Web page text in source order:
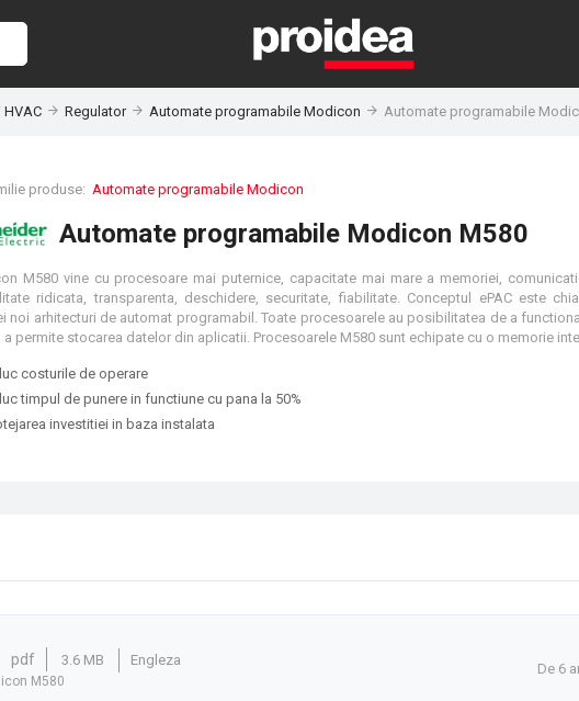
Regulator Automate programabile Modicon Automate programabile
produse: Automate programabile Modicon
Automate programabile Modicon M580
M580 vine cu procesoare mai puternice, capacitate mai mare a memoriei,
ridicata, transparenta, deschidere, securitate, fiabilitate. Conceptul ePAC este
noi arhitecturi de automat programabil. Toate procesoarele au posibilitatea de a
costurile de operare
timpul de punere in functiune cu pana la 50%
investitiei in baza instalata
pdf 3.6 MB Engleza
M580
De 6